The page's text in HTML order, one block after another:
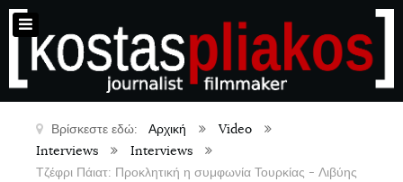
Βρίσκεστε εδώ: Αρχική
Video
Interviews
Interviews
Τζέφρι Πάιατ: Προκλητική η συμφωνία Τουρκίας - Λιβύης